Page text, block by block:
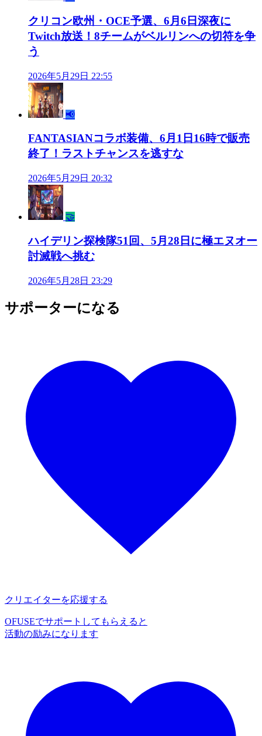
クリコン欧州・OCE予選、6月6日深夜に
Twitch放送！8チームがベルリンへの切符を争
う
2026年5月29日 22:55
📢
FANTASIANコラボ装備、6月1日16時で販売
終了！ラストチャンスを逃すな
2026年5月29日 20:32
🤝
ハイデリン探検隊51回、5月28日に極エヌオー
討滅戦へ挑む
2026年5月28日 23:29
サポーターになる
クリエイターを応援する
OFUSEでサポートしてもらえると
活動の励みになります